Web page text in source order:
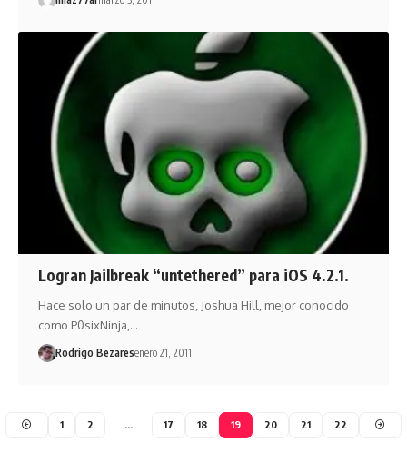
Logran Jailbreak “untethered” para iOS 4.2.1.
Hace solo un par de minutos, Joshua Hill, mejor conocido
como P0sixNinja,…
Rodrigo Bezaresenero 21, 2011
1 2 … 17 18 19 20 21 22